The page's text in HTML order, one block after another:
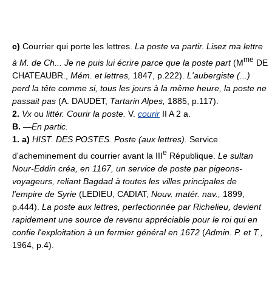
c) Courrier qui porte les lettres. La poste va partir. Lisez ma lettre
à M. de Ch... Je ne puis lui écrire parce que la poste part(Mme DE
CHATEAUBR., Mém. et lettres, 1847, p.222). L'aubergiste (...)
perd la tête comme si, tous les jours à la même heure, la poste ne
passait pas (A. DAUDET, Tartarin Alpes, 1885, p.117).
2. Vx ou littér. Courir la poste. V. courir II A 2 a.
B. —En partic.
1. a) HIST. DES POSTES. Poste (aux lettres). Service
d'acheminement du courrier avant la IIIe République. Le sultan
Nour-Eddin créa, en 1167, un service de poste par pigeons-
voyageurs, reliant Bagdad à toutes les villes principales de
l'empire de Syrie (LEDIEU, CADIAT, Nouv. matér. nav., 1899,
p.444). La poste aux lettres, perfectionnée par Richelieu, devient
rapidement une source de revenu appréciable pour le roi qui en
confie l'exploitation à un fermier général en 1672 (Admin. P. et T.,
1964, p.4).